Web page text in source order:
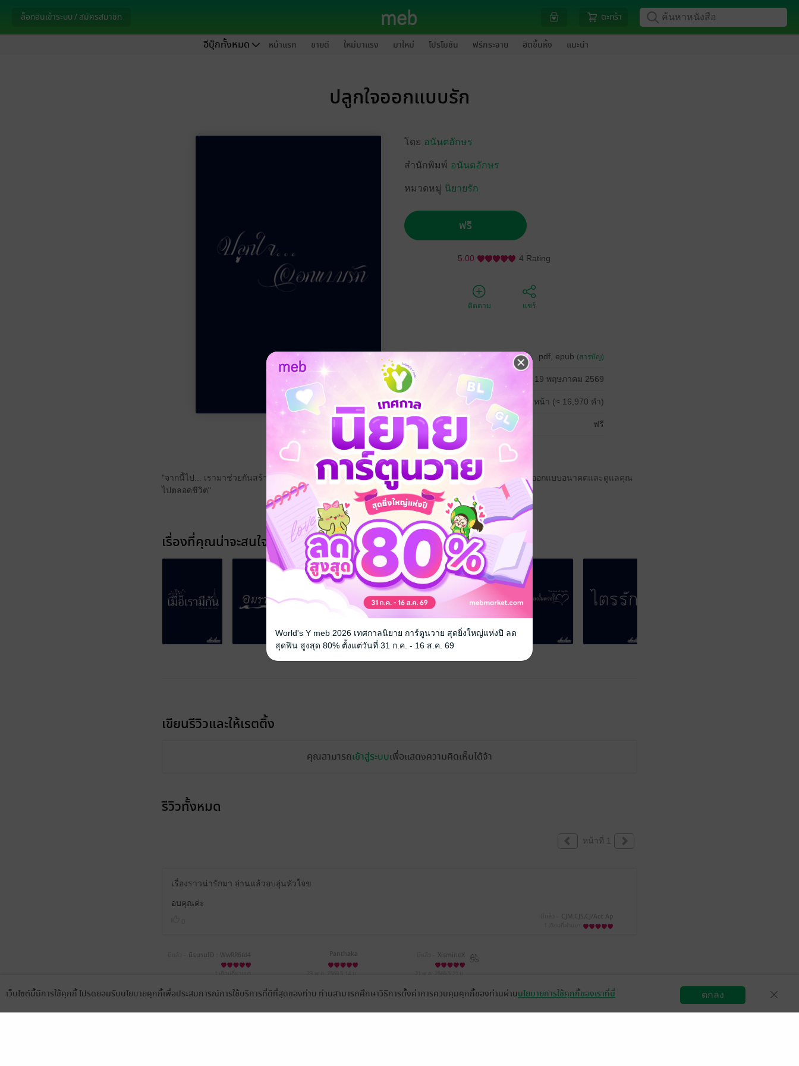
ล็อกอินเข้าระบบ / สมัครสมาชิก ตะกร้า
อีบุ๊กทั้งหมด หน้าแรก ขายดี ใหม่มาแรง มาใหม่ โปรโมชัน ฟรีกระจาย ฮิตขึ้นหิ้ง แนะนำ
ปลูกใจออกแบบรัก
โดย อนันตอักษร
สำนักพิมพ์ อนันตอักษร
หมวดหมู่ นิยายรัก
ฟรี
5.00 4 Rating
ติดตาม แชร์
pdf, epub (สารบัญ)
วันที่วางขาย 19 พฤษภาคม 2569
ความยาว 60 หน้า (≈ 16,970 คำ)
ราคาปก ฟรี
"จากนี้ไป... เรามาช่วยกันสร้างสเปซของเราสองคนจริงๆไหมครับ? แต่งงานกับผมนะคุณมินตรา ให้ผมได้ออกแบบอนาคตและดูแลคุณ
ไปตลอดชีวิต"
เรื่องที่คุณน่าจะสนใจ
เขียนรีวิวและให้เรตติ้ง
คุณสามารถเข้าสู่ระบบเพื่อแสดงความคิดเห็นได้จ้า
รีวิวทั้งหมด
หน้าที่ 1
เรื่องราวน่ารักมา อ่านแล้วอบอุ่นหัวใจข
อบคุณค่ะ
CJM,CJS,CJ/Acc Ap
นิรนามID : WwRR6td4
98
Panthaka XismineX
หน้าที่ 1
สมัครขายอีบุ๊ก วิธีการใช้งาน
เว็บไซต์นี้มีการใช้คุกกี้ โปรดยอมรับนโยบายคุกกี้เพื่อประสบการณ์การใช้บริการที่ดีที่สุดของท่าน ท่านสามารถศึกษาวิธีการตั้งค่าการควบคุมคุกกี้ของท่านผ่านนโยบายการใช้คุกกี้ของเราที่นี่ ตกลง
World's Y meb 2026 เทศกาลนิยาย การ์ตูนวาย สุดยิ่งใหญ่แห่งปี ลด
สุดฟิน สูงสุด 80% ตั้งแต่วันที่ 31 ก.ค. - 16 ส.ค. 69